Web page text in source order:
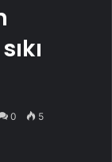
0 5